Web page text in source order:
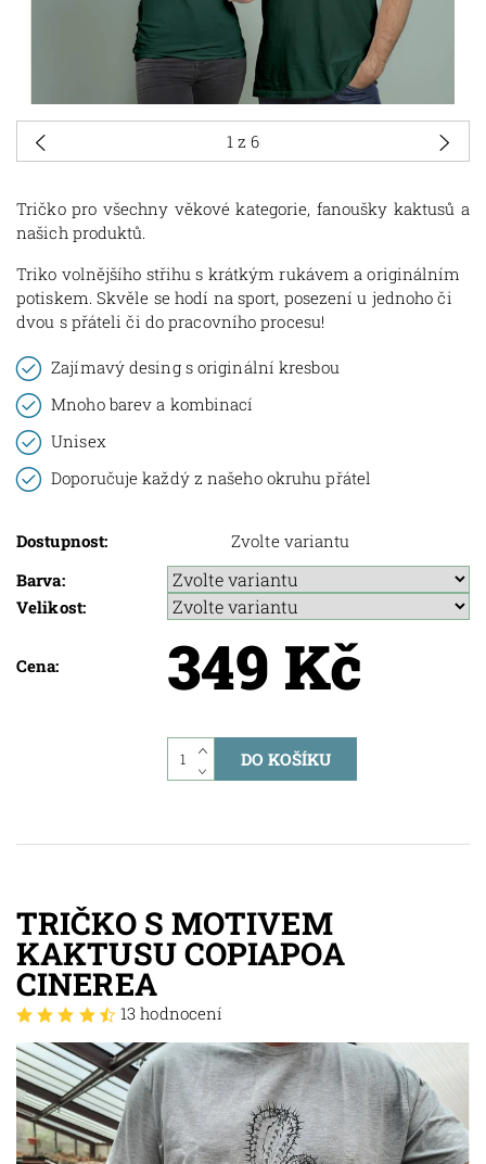
1z 6
Tričko pro všechny věkové kategorie, fanoušky kaktusů a
našich produktů.
Triko volnějšího střihu s krátkým rukávem a originálním
potiskem. Skvěle se hodí na sport, posezení u jednoho či
dvou s přáteli či do pracovního procesu!
Zajímavý desing s originální kresbou
Mnoho barev a kombinací
Unisex
Doporučuje každý z našeho okruhu přátel
Dostupnost:
Zvolte variantu
Barva:
Velikost:
Cena: 349 Kč
TRIČKO S MOTIVEM
KAKTUSU COPIAPOA
CINEREA
13 hodnocení